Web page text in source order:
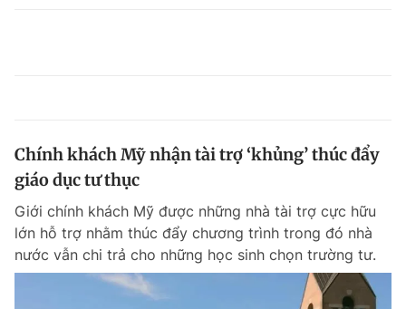
Chính khách Mỹ nhận tài trợ ‘khủng’ thúc đẩy
giáo dục tư thục
Giới chính khách Mỹ được những nhà tài trợ cực hữu
lớn hỗ trợ nhằm thúc đẩy chương trình trong đó nhà
nước vẫn chi trả cho những học sinh chọn trường tư.